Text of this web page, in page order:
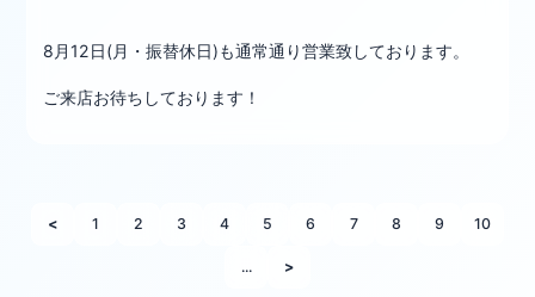
8月12日(月・振替休日)も通常通り営業致しております。
ご来店お待ちしております！
< 1 2 3 4 5 6 7 8 9 10
... >